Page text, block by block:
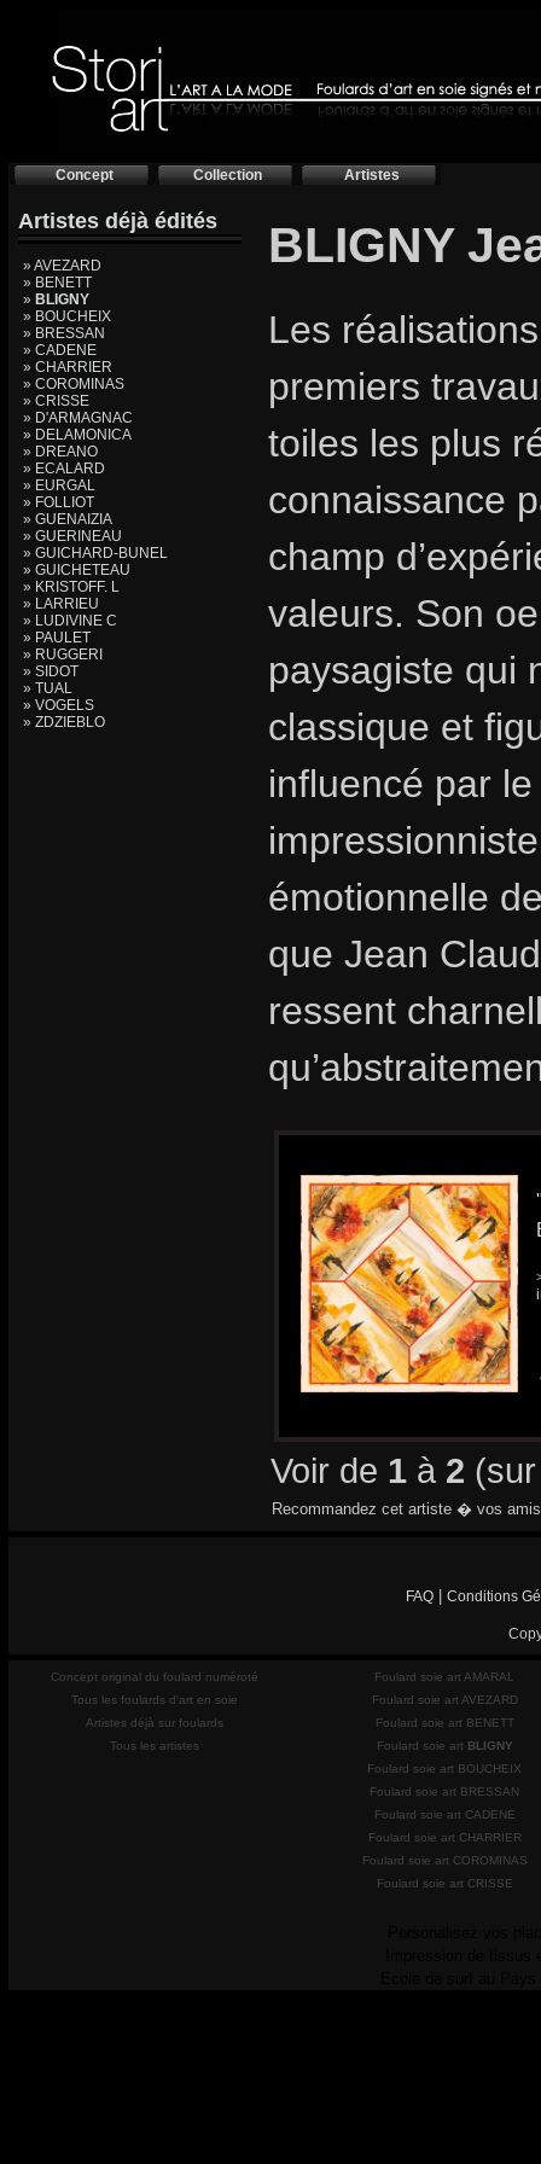
Concept Collection Artistes
Artistes déjà édités
» AVEZARD
» BENETT
» BLIGNY
» BOUCHEIX
» BRESSAN
» CADENE
» CHARRIER
» COROMINAS
» CRISSE
» D'ARMAGNAC
» DELAMONICA
» DREANO
» ECALARD
» EURGAL
» FOLLIOT
» GUENAIZIA
» GUERINEAU
» GUICHARD-BUNEL
» GUICHETEAU
» KRISTOFF. L
» LARRIEU
» LUDIVINE C
» PAULET
» RUGGERI
» SIDOT
» TUAL
» VOGELS
» ZDZIEBLO
BLIGNY
Les
premiers
toiles les plus
connaissance
champ
valeurs. Son
paysagiste qui
classique et
influencé par
émotionnelle
que Jean
ressent
Voir de 1 à 2
Recommandez cet artiste � vos
FAQ Conditions
Concept original du foulard numéroté
Tous les foulards d'art en soie
Artistes déjà sur foulards
Tous les artistes
Foulard soie art AMARAL
Foulard soie art AVEZARD
Foulard soie art BENETT
Foulard soie art BLIGNY
Foulard soie art BOUCHEIX
Foulard soie art BRESSAN
Foulard soie art CADENE
Foulard soie art CHARRIER
Foulard soie art COROMINAS
Foulard soie art CRISSE